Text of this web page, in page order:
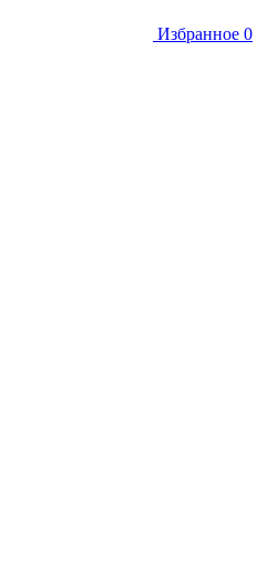
Избранное 0